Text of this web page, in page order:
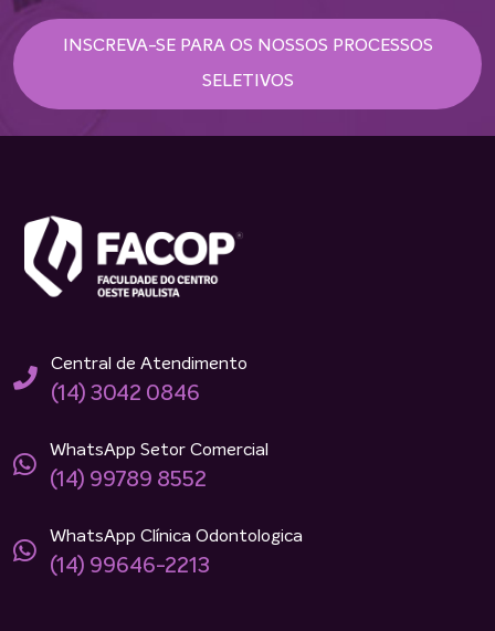
INSCREVA-SE PARA OS NOSSOS PROCESSOS
SELETIVOS
Central de Atendimento
(14) 3042 0846
WhatsApp Setor Comercial
(14) 99789 8552
WhatsApp Clínica Odontologica
(14) 99646-2213